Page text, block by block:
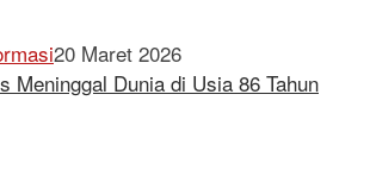
20 Maret 2026
Meninggal Dunia di Usia 86 Tahun